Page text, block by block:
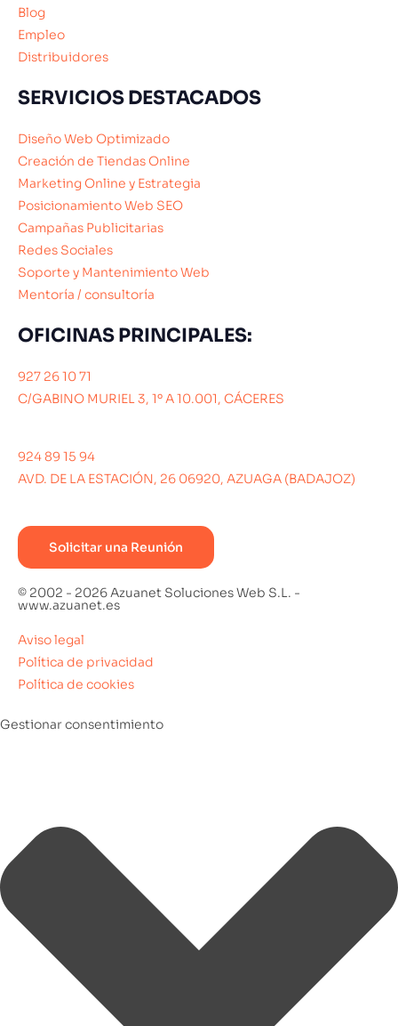
Blog
Empleo
Distribuidores
SERVICIOS DESTACADOS
Diseño Web Optimizado
Creación de Tiendas Online
Marketing Online y Estrategia
Posicionamiento Web SEO
Campañas Publicitarias
Redes Sociales
Soporte y Mantenimiento Web
Mentoría / consultoría
OFICINAS PRINCIPALES:
927 26 10 71
C/GABINO MURIEL 3, 1º A 10.001, CÁCERES
924 89 15 94
AVD. DE LA ESTACIÓN, 26 06920, AZUAGA (BADAJOZ)
Solicitar una Reunión
© 2002 - 2026 Azuanet Soluciones Web S.L. -
www.azuanet.es
Aviso legal
Política de privacidad
Política de cookies
Gestionar consentimiento